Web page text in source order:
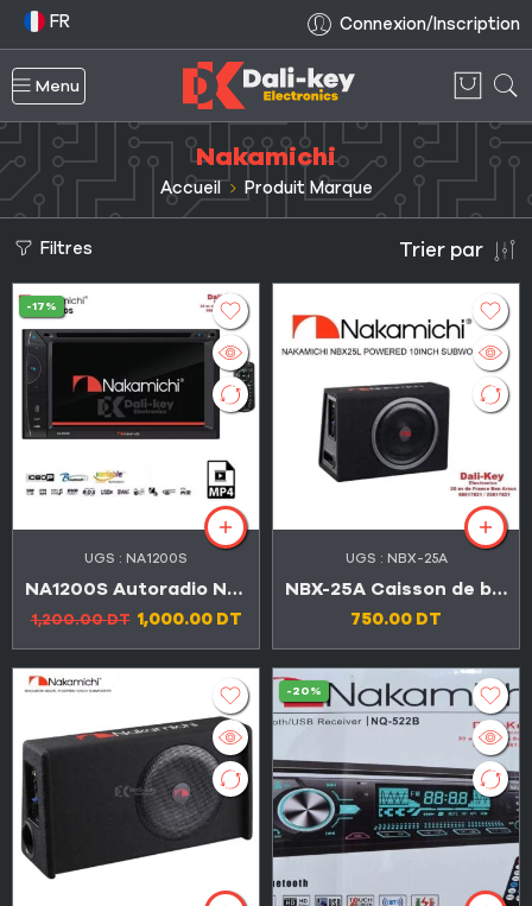
FR Connexion/Inscription
Menu
Nakamichi
Accueil Produit Marque
Filtres Trier par
-17%
UGS : NA1200S
NA1200S Autoradio Nakamichi 2 Din 6.2″ HD DVD,Bluetooth,USB,AUX,SD
1,200.00DT 1,000.00 DT
UGS : NBX-25A
NBX-25A Caisson de basses dynamiques actif 10 1000w avec amplificateur
750.00 DT
-20%